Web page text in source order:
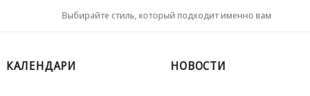
Выбирайте стиль, который подходит именно вам
КАЛЕНДАРИ НОВОСТИ